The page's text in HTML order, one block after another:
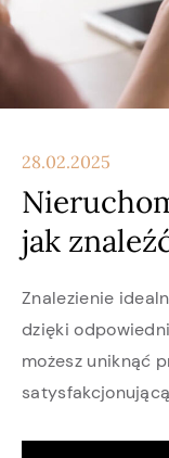
28.02.2025
jak
Znalezienie
dzięki
możesz uniknąć